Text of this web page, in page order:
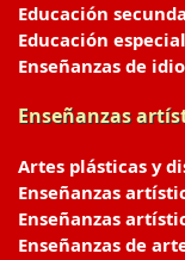
Educación
Educación especial
Enseñanzas de
Enseñanzas
Artes plásticas y
Enseñanzas
Enseñanzas
Enseñanzas de